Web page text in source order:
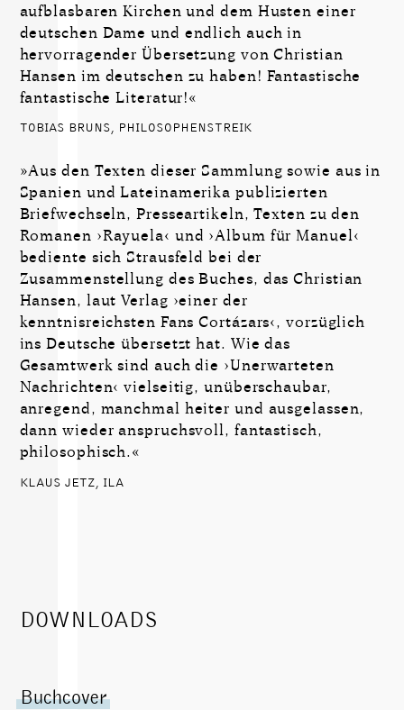
aufblasbaren Kirchen und dem Husten einer
deutschen Dame und endlich auch in
hervorragender Übersetzung von Christian
Hansen im deutschen zu haben! Fantastische
fantastische Literatur!«
TOBIAS BRUNS, PHILOSOPHENSTREIK
»Aus den Texten dieser Sammlung sowie aus in
Spanien und Lateinamerika publizierten
Briefwechseln, Presseartikeln, Texten zu den
Romanen ›Rayuela‹ und ›Album für Manuel‹
bediente sich Strausfeld bei der
Zusammenstellung des Buches, das Christian
Hansen, laut Verlag ›einer der
kenntnisreichsten Fans Cortázars‹, vorzüglich
ins Deutsche übersetzt hat. Wie das
Gesamtwerk sind auch die ›Unerwarteten
Nachrichten‹ vielseitig, unüberschaubar,
anregend, manchmal heiter und ausgelassen,
dann wieder anspruchsvoll, fantastisch,
philosophisch.«
KLAUS JETZ, ILA
DOWNLOADS
Buchcover